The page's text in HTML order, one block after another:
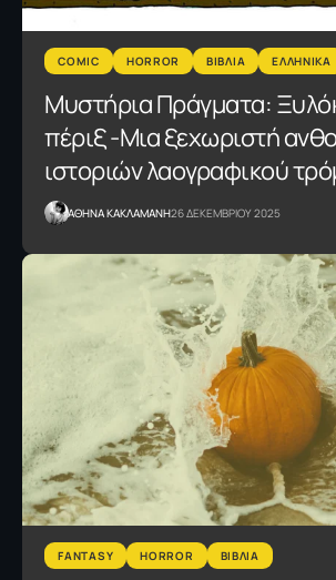
COMIC HORROR ΒΙΒΛΙΑ ΕΛΛΗΝΙΚΑ
Μυστήρια Πράγματα:
πέριξ -Μια ξεχωριστή
ιστοριών λαογραφικού
AΘΗΝΑ ΚΑΚΛΑΜΑΝΗ26 ΔΕΚΕΜΒΡΙΟΥ 2025
FANTASY HORROR ΒΙΒΛΙΑ